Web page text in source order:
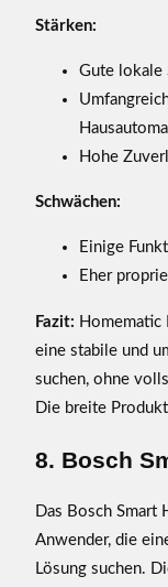
Stärken:
Gute lokale
Hohe
Schwächen:
Einige
Eher
Fazit: Homematic
eine stabile und
suchen, ohne
Die breite
8. Bosch
Das Bosch Smart
Anwender, die
Lösung suchen.